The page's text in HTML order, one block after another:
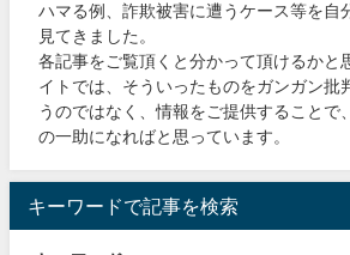
ハマる例、詐欺被害に遭うケース等を自
見てきました。
各記事をご覧頂くと分かって頂けるかと
イトでは、そういったものをガンガン批
うのではなく、情報をご提供することで
の一助になればと思っています。
キーワードで記事を検索